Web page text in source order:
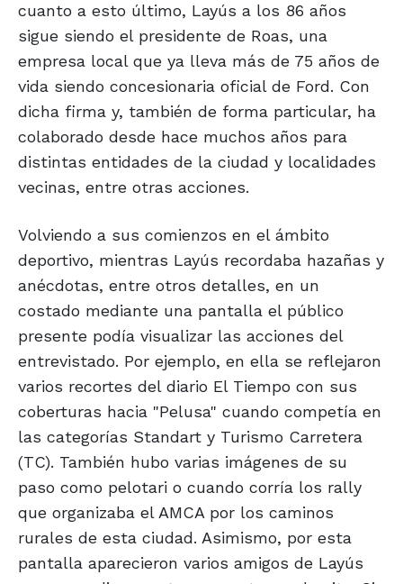
cuanto a esto último, Layús a los 86 años
sigue siendo el presidente de Roas, una
empresa local que ya lleva más de 75 años de
vida siendo concesionaria oficial de Ford. Con
dicha firma y, también de forma particular, ha
colaborado desde hace muchos años para
distintas entidades de la ciudad y localidades
vecinas, entre otras acciones.
Volviendo a sus comienzos en el ámbito
deportivo, mientras Layús recordaba hazañas y
anécdotas, entre otros detalles, en un
costado mediante una pantalla el público
presente podía visualizar las acciones del
entrevistado. Por ejemplo, en ella se reflejaron
varios recortes del diario El Tiempo con sus
coberturas hacia "Pelusa" cuando competía en
las categorías Standart y Turismo Carretera
(TC). También hubo varias imágenes de su
paso como pelotari o cuando corría los rally
que organizaba el AMCA por los caminos
rurales de esta ciudad. Asimismo, por esta
pantalla aparecieron varios amigos de Layús